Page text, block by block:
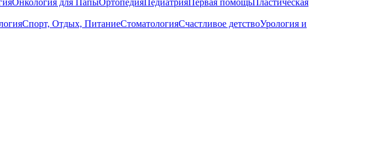
Онкология для ПапыОртопедияПедиатрияПервая помощьПластическая
Спорт, Отдых, ПитаниеСтоматологияСчастливое детствоУрология и